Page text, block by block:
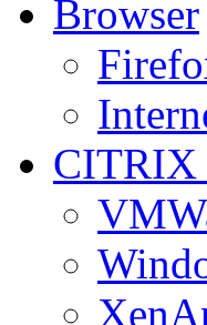
Browser
CITRIX